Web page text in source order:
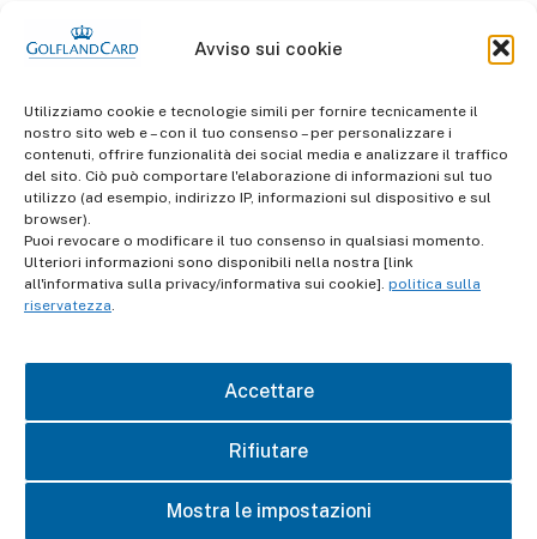
Avviso sui cookie
Utilizziamo cookie e tecnologie simili per fornire tecnicamente il
nostro sito web e – con il tuo consenso – per personalizzare i
contenuti, offrire funzionalità dei social media e analizzare il traffico
del sito. Ciò può comportare l'elaborazione di informazioni sul tuo
utilizzo (ad esempio, indirizzo IP, informazioni sul dispositivo e sul
browser).
Puoi revocare o modificare il tuo consenso in qualsiasi momento.
Ulteriori informazioni sono disponibili nella nostra [link
all'informativa sulla privacy/informativa sui cookie]. politica sulla
riservatezza.
Accettare
Rifiutare
Mostra le impostazioni
informazioni
Termini e Condizioni
Protezione dei dati